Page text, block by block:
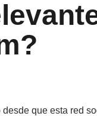
que esta red